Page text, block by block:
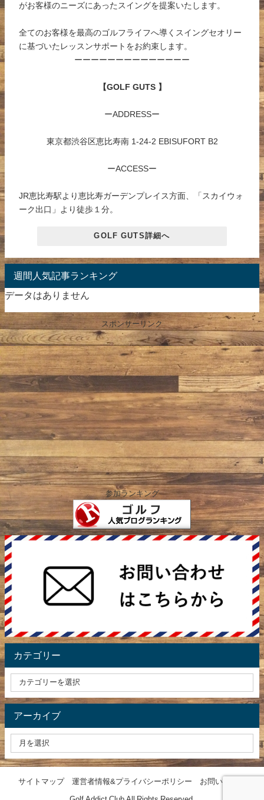
がお客様のニーズにあったスイングを提案いたします。
全てのお客様を最高のゴルフライフへ導くスイングセオリー
に基づいたレッスンサポートをお約束します。
ーーーーーーーーーーーーーー
【GOLF GUTS 】
ーADDRESSー
東京都渋谷区恵比寿南 1-24-2 EBISUFORT B2
ーACCESSー
JR恵比寿駅より恵比寿ガーデンプレイス方面、「スカイウォ
ーク出口」より徒歩１分。
GOLF GUTS詳細へ
週間人気記事ランキング
データはありません
スポンサーリンク
参加ランキング
カテゴリー
アーカイブ
サイトマップ 運営者情報&プライバシーポリシー お問い合わせ